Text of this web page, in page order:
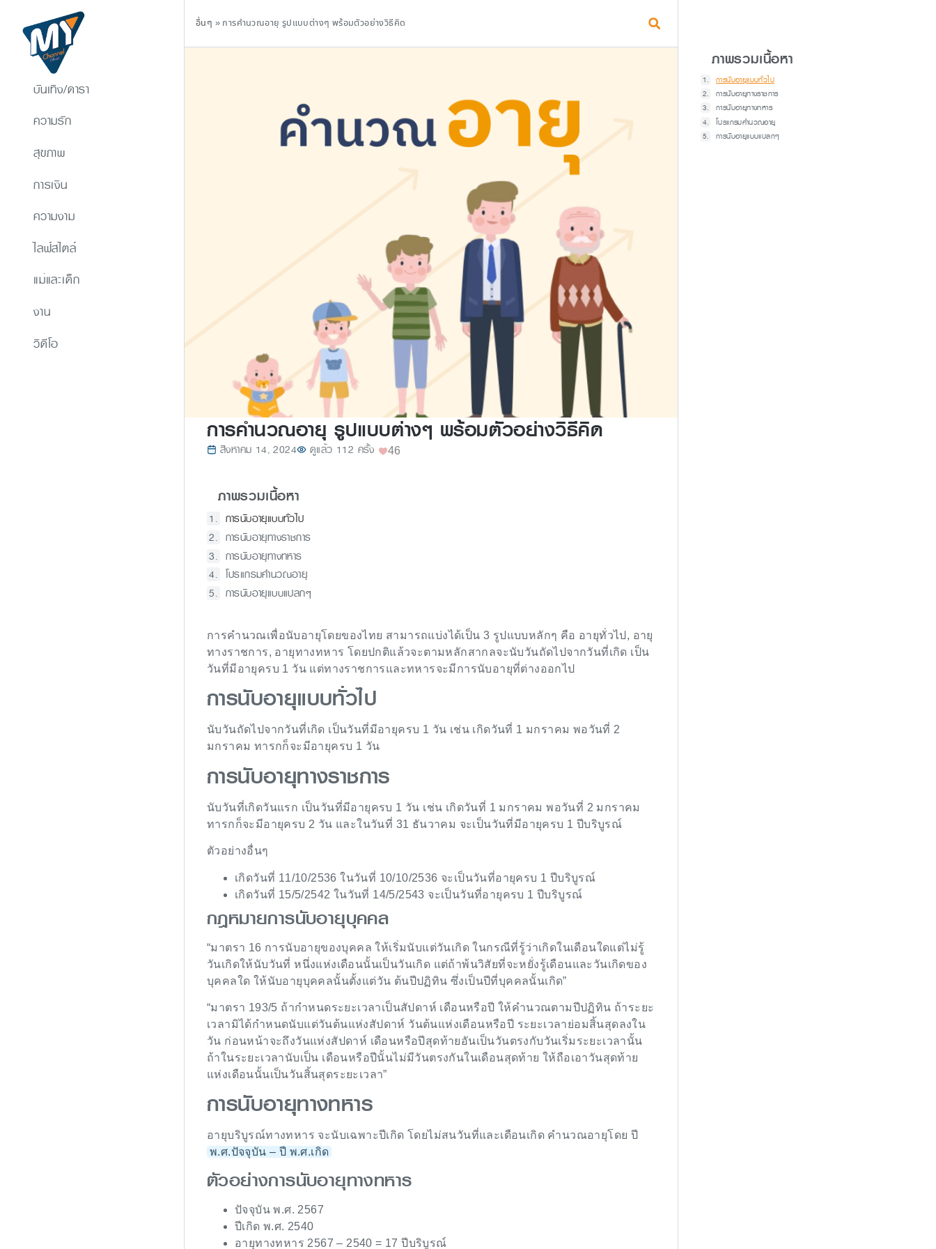
บันเทิง/ดารา
ความรัก
สุขภาพ
การเงิน
ความงาม
ไลฟ์สไตล์
แม่และเด็ก
งาน
วิดีโอ
อื่นๆ » การคำนวณอายุ รูปแบบต่างๆ พร้อมตัวอย่างวิธีคิด
การคำนวณอายุ รูปแบบต่างๆ พร้อมตัวอย่างวิธีคิด
สิงหาคม 14, 2024 ดูแล้ว 112 ครั้ง 46
ภาพรวมเนื้อหา
การนับอายุแบบทั่วไป
การนับอายุทางราชการ
การนับอายุทางทหาร
โปรแกรมคำนวณอายุ
การนับอายุแบบแปลกๆ
การคำนวณเพื่อนับอายุโดยของไทย สามารถแบ่งได้เป็น 3 รูปแบบหลักๆ คือ อายุทั่วไป, อายุ
ทางราชการ, อายุทางทหาร โดยปกติแล้วจะตามหลักสากลจะนับวันถัดไปจากวันที่เกิด เป็น
วันที่มีอายุครบ 1 วัน แต่ทางราชการและทหารจะมีการนับอายุที่ต่างออกไป
การนับอายุแบบทั่วไป
นับวันถัดไปจากวันที่เกิด เป็นวันที่มีอายุครบ 1 วัน เช่น เกิดวันที่ 1 มกราคม พอวันที่ 2
มกราคม ทารกก็จะมีอายุครบ 1 วัน
การนับอายุทางราชการ
นับวันที่เกิดวันแรก เป็นวันที่มีอายุครบ 1 วัน เช่น เกิดวันที่ 1 มกราคม พอวันที่ 2 มกราคม
ทารกก็จะมีอายุครบ 2 วัน และในวันที่ 31 ธันวาคม จะเป็นวันที่มีอายุครบ 1 ปีบริบูรณ์
ตัวอย่างอื่นๆ
เกิดวันที่ 11/10/2536 ในวันที่ 10/10/2536 จะเป็นวันที่อายุครบ 1 ปีบริบูรณ์
เกิดวันที่ 15/5/2542 ในวันที่ 14/5/2543 จะเป็นวันที่อายุครบ 1 ปีบริบูรณ์
กฎหมายการนับอายุบุคคล
“มาตรา 16 การนับอายุของบุคคล ให้เริ่มนับแต่วันเกิด ในกรณีที่รู้ว่าเกิดในเดือนใดแต่ไม่รู้
วันเกิดให้นับวันที่ หนึ่งแห่งเดือนนั้นเป็นวันเกิด แต่ถ้าพ้นวิสัยที่จะหยั่งรู้เดือนและวันเกิดของ
บุคคลใด ให้นับอายุบุคคลนั้นตั้งแต่วัน ต้นปีปฏิทิน ซึ่งเป็นปีที่บุคคลนั้นเกิด”
“มาตรา 193/5 ถ้ากำหนดระยะเวลาเป็นสัปดาห์ เดือนหรือปี ให้คำนวณตามปีปฏิทิน ถ้าระยะ
เวลามิได้กำหนดนับแต่วันต้นแห่งสัปดาห์ วันต้นแห่งเดือนหรือปี ระยะเวลาย่อมสิ้นสุดลงใน
วัน ก่อนหน้าจะถึงวันแห่งสัปดาห์ เดือนหรือปีสุดท้ายอันเป็นวันตรงกับวันเริ่มระยะเวลานั้น
ถ้าในระยะเวลานับเป็น เดือนหรือปีนั้นไม่มีวันตรงกันในเดือนสุดท้าย ให้ถือเอาวันสุดท้าย
แห่งเดือนนั้นเป็นวันสิ้นสุดระยะเวลา”
การนับอายุทางทหาร
อายุบริบูรณ์ทางทหาร จะนับเฉพาะปีเกิด โดยไม่สนวันที่และเดือนเกิด คำนวณอายุโดย ปี
พ.ศ.ปัจจุบัน – ปี พ.ศ.เกิด
ตัวอย่างการนับอายุทางทหาร
ปัจจุบัน พ.ศ. 2567
ปีเกิด พ.ศ. 2540
อายุทางทหาร 2567 – 2540 = 17 ปีบริบูรณ์
ภาพรวมเนื้อหา
การนับอายุแบบทั่วไป
การนับอายุทางราชการ
การนับอายุทางทหาร
โปรแกรมคำนวณอายุ
การนับอายุแบบแปลกๆ